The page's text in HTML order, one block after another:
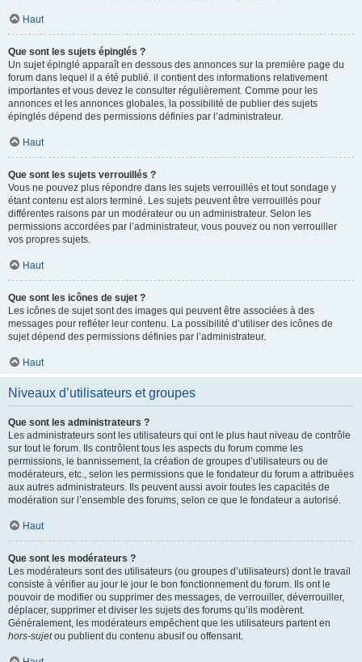
Haut
Que sont les sujets épinglés ?
Un sujet épinglé apparaît en dessous des annonces sur la première page du
forum dans lequel il a été publié. il contient des informations relativement
importantes et vous devez le consulter régulièrement. Comme pour les
annonces et les annonces globales, la possibilité de publier des sujets
épinglés dépend des permissions définies par l’administrateur.
Haut
Que sont les sujets verrouillés ?
Vous ne pouvez plus répondre dans les sujets verrouillés et tout sondage y
étant contenu est alors terminé. Les sujets peuvent être verrouillés pour
différentes raisons par un modérateur ou un administrateur. Selon les
permissions accordées par l’administrateur, vous pouvez ou non verrouiller
vos propres sujets.
Haut
Que sont les icônes de sujet ?
Les icônes de sujet sont des images qui peuvent être associées à des
messages pour refléter leur contenu. La possibilité d’utiliser des icônes de
sujet dépend des permissions définies par l’administrateur.
Haut
Niveaux d’utilisateurs et groupes
Que sont les administrateurs ?
Les administrateurs sont les utilisateurs qui ont le plus haut niveau de contrôle
sur tout le forum. Ils contrôlent tous les aspects du forum comme les
permissions, le bannissement, la création de groupes d’utilisateurs ou de
modérateurs, etc., selon les permissions que le fondateur du forum a attribuées
aux autres administrateurs. Ils peuvent aussi avoir toutes les capacités de
modération sur l’ensemble des forums, selon ce que le fondateur a autorisé.
Haut
Que sont les modérateurs ?
Les modérateurs sont des utilisateurs (ou groupes d’utilisateurs) dont le travail
consiste à vérifier au jour le jour le bon fonctionnement du forum. Ils ont le
pouvoir de modifier ou supprimer des messages, de verrouiller, déverrouiller,
déplacer, supprimer et diviser les sujets des forums qu’ils modèrent.
Généralement, les modérateurs empêchent que les utilisateurs partent en
hors-sujetou publient du contenu abusif ou offensant.